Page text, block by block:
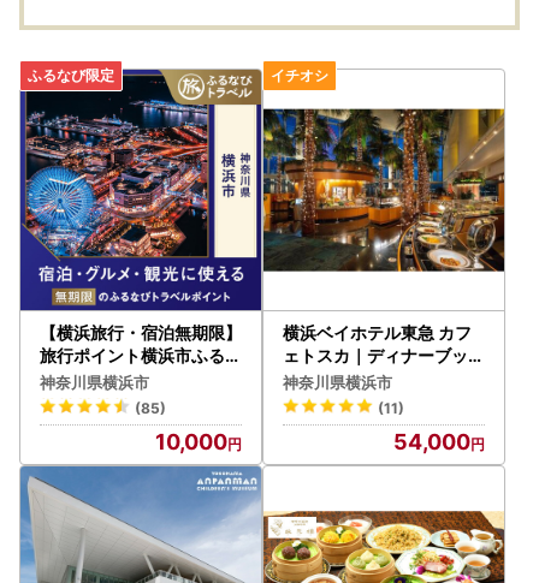
5.マイナンバーカードで暗証番号を入力
6.申請完了
-----------------------------------------
なお、4月1日以前に「自治体マイページ」にて申請を完了さ
れている場合、現在は同マイページ上で申請状況をご確認い
ただけない状態となっております。
ご不便をおかけしておりますこと、誠に申し訳ございませ
ん。
申請がお済みの方につきましては、申請時に申請完了メール
が送信されておりますので、そちらにて受付完了をご確認い
ただけます。
申請状況の確認やご不明な点がございましたら、お手数では
ございますが下記サポート室までお問い合わせください。
【横浜市ふるさと納税サポート室】
TEL：050-5538-7986
Mail:support@yokohama.furusato-lg.jp
営業日のご案内 平日9時～18時 ※土日祝日、GW、年末年
始は休業となります
【横浜旅行・宿泊無期限】
旅行ポイント横浜市ふるな
びトラベルポイント
神奈川県横浜市
(85)
10,000
横浜ベイホテル東急 カフ
ェトスカ｜ディナーブッフ
ェ ペア AGE0005
神奈川県横浜市
(11)
54,000